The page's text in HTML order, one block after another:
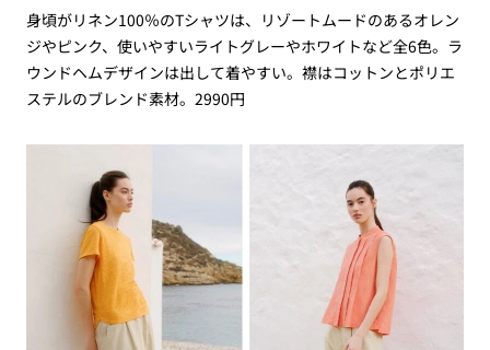
身頃がリネン100％のTシャツは、リゾートムードのあるオレン
ジやピンク、使いやすいライトグレーやホワイトなど全6色。ラ
ウンドヘムデザインは出して着やすい。襟はコットンとポリエ
ステルのブレンド素材。2990円